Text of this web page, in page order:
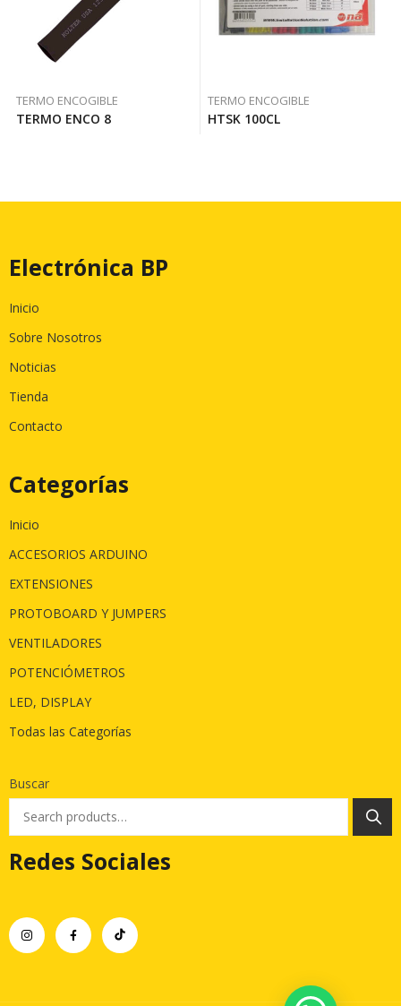
TERMO ENCOGIBLE
TERMO ENCO 8
TERMO ENCOGIBLE
HTSK 100CL
Electrónica BP
Inicio
Sobre Nosotros
Noticias
Tienda
Contacto
Categorías
Inicio
ACCESORIOS ARDUINO
EXTENSIONES
PROTOBOARD Y JUMPERS
VENTILADORES
POTENCIÓMETROS
LED, DISPLAY
Todas las Categorías
Buscar
Redes Sociales